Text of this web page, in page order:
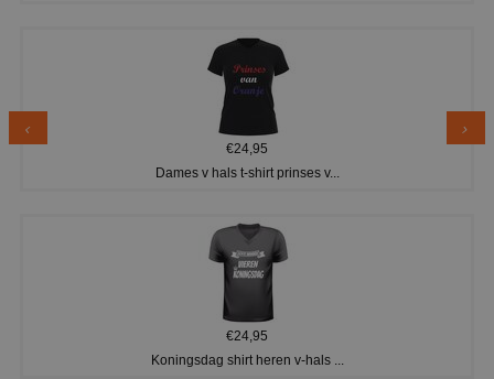
€24,95
Dames v hals t-shirt prinses v...
€24,95
Koningsdag shirt heren v-hals ...